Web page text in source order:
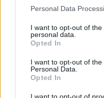
Personal Data
I want to opt-out of
personal data.
Opted In
I want to opt-out of the
Personal Data.
Opted In
I want to opt-out of
απώλεια της
επιστήμονες να
πτηνώνέχει υποστεί
Εκτιμούντέλος ότι
ενδημική,